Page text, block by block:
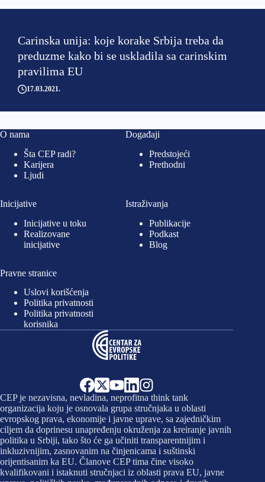
Carinska unija: koje korake Srbija treba da
preduzme kako bi se uskladila sa carinskim
pravilima EU
17.03.2021
O nama
Šta CEP radi?
Karijera
Ljudi
Događaji
Predstojeći
Prethodni
Inicijative
Inicijative u toku
Realizovane
inicijative
Istraživanja
Publikacije
Podkast
Blog
Pravne stranice
Uslovi korišćenja
Politika privatnosti
Politika privatnosti
korisnika
CEP je nezavisna, nevladina, neprofitna think tank
organizacija koju je osnovala grupa stručnjaka u oblasti
evropskog prava, ekonomije i javne uprave, sa zajedničkim
ciljem da doprinesu unapređenju okruženja za kreiranje javnih
politika u Srbiji, tako što će ga učiniti transparentnijim i
inkluzivnijim, zasnovanim na činjenicama i suštinski
orijentisanim ka EU. Članove CEP tima čine visoko
kvalifikovani i istaknuti stručnjaci iz oblasti prava EU, javne